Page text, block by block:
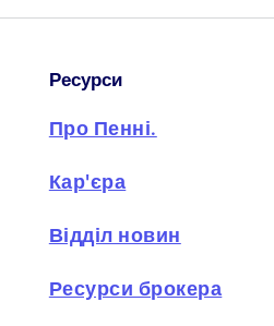
Ресурси
Про Пенні.
Кар'єра
Відділ новин
Ресурси брокера